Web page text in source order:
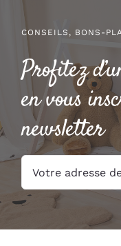
CONSEILS, BONS-
Profitez
en vous
newsletter